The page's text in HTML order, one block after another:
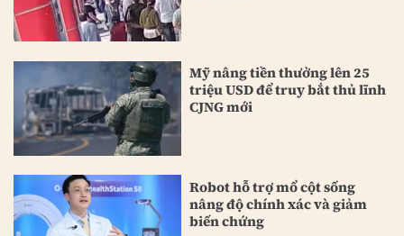
Mỹ nâng tiền thưởng lên 25
triệu USD để truy bắt thủ lĩnh
CJNG mới
Robot hỗ trợ mổ cột sống
nâng độ chính xác và giảm
biến chứng